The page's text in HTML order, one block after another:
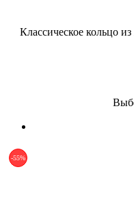
Классическое кольцо
-55%